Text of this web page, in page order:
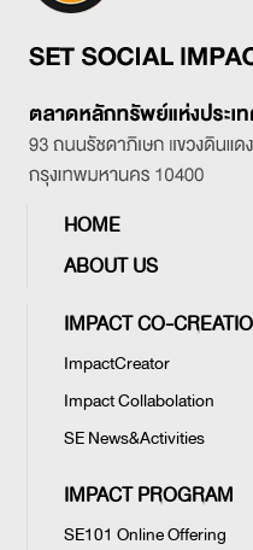
HOME
ABOUT US
IMPACT CO-
ImpactCreator
Impact Collabolation
SE News&Activities
IMPACT PROGRAM
SE101 Online Offering